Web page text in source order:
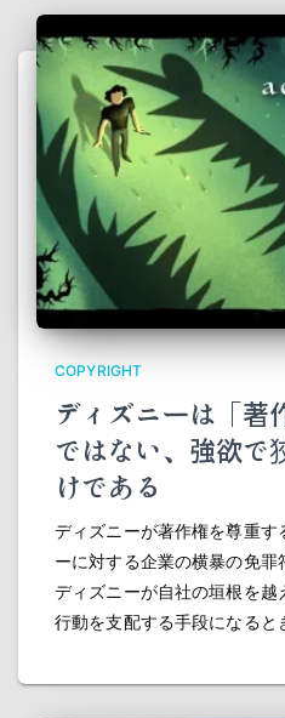
COPYRIGHT
ディズニーは「著
ではない、強欲で
けである
ディズニーが著作権を尊重す
ーに対する企業の横暴の免罪
ディズニーが自社の垣根を
行動を支配する手段になると